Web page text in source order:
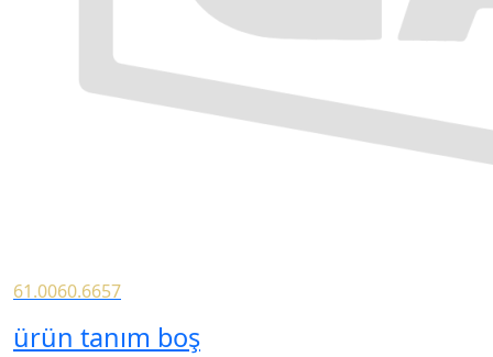
61.0060.6657
ürün tanım boş